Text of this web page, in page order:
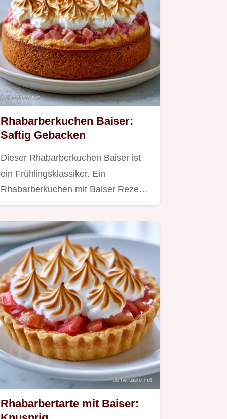
Rhabarberkuchen Baiser:
Saftig Gebacken
Dieser Rhabarberkuchen Baiser ist
ein Frühlingsklassiker. Ein
Rhabarberkuchen mit Baiser Rezept
mit…
Rhabarbertarte mit Baiser: